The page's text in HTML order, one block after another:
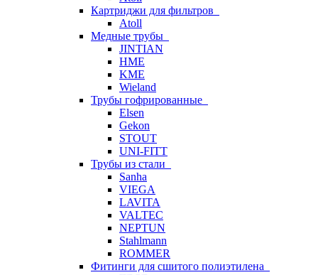
Картриджи для фильтров
Atoll
Медные трубы
JINTIAN
HME
KME
Wieland
Трубы гофрированные
Elsen
Gekon
STOUT
UNI-FITT
Трубы из стали
Sanha
VIEGA
LAVITA
VALTEC
NEPTUN
Stahlmann
ROMMER
Фитинги для сшитого полиэтилена